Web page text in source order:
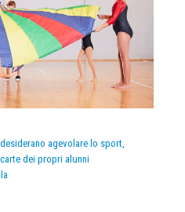
agevolare lo sport,
dei propri alunni